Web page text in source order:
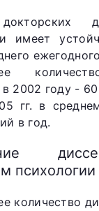
имеет
2002 году - 60
гг. в
в год.
психологии
количество